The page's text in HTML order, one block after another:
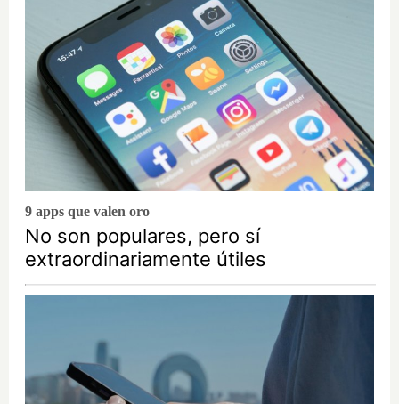
9 apps que valen oro
No son populares, pero sí
extraordinariamente útiles